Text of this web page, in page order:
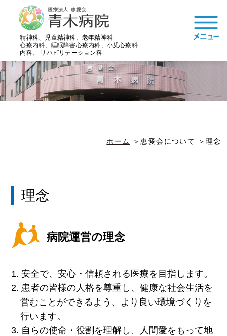
精神科、児童精神科、老年精神科
心療内科、睡眠障害心療内科、小児心療科
内科、 リハビリテーション科
ホーム 恵愛会について 理念
理念
病院運営の理念
安全で、安心・信頼される医療を目指します。
患者の皆様の人格を尊重し、健康な社会生活を
営むことができるよう、より良い環境づくりを
行います。
自らの使命・役割を理解し、人間愛をもって地